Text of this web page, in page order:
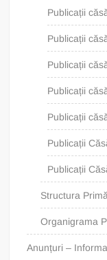
Publicații
Publicații
Publicații
Publicații
Publicații
Publicații
Publicații
Structura
Organigrama
Anunțuri –